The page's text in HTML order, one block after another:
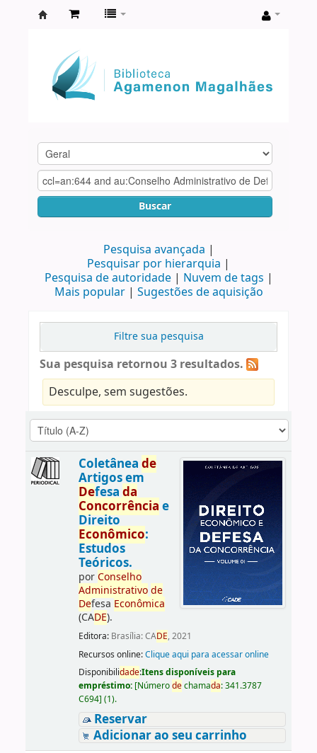
Agamenon
Magalhães
Buscar
Pesquisa avançada
Pesquisar por hierarquia
Pesquisa de autoridade
Nuvem de tags
Mais popular
Sugestões de aquisição
Filtre sua pesquisa
Sua pesquisa retornou 3 resultados.
Desculpe, sem sugestões.
Coletânea de
Artigos em
Defesa da
Concorrência e
Direito
Econômico:
Estudos
Teóricos.
porConselho
Administrativo de
Defesa Econômica
(CADE).
Editora: Brasília: CADE, 2021
Recursos online:Clique aqui para acessar online
Disponibilidade:Itens disponíveis para
empréstimo: [Númerodechamada:341.3787
C694] (1).
Reservar
Adicionar ao seu carrinho